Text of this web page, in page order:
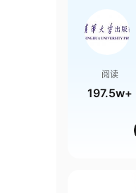
阅读
197.5w+